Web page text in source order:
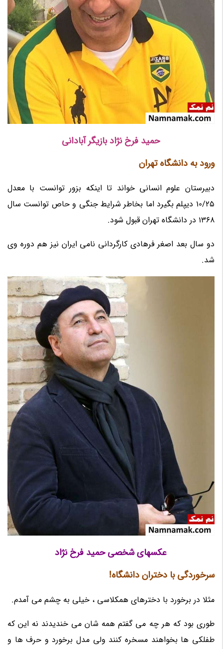
حمید فرخ نژاد بازیگر آبادانی
ورود به دانشگاه تهران
دبیرستان علوم انسانی خواند تا اینکه بزور توانست با معدل
10/25 دیپلم بگیرد اما بخاطر شرایط جنگی و حاص توانست سال
1368 در دانشگاه تهران قبول شود.
دو سال بعد اصغر فرهادی کارگردانی نامی ایران نیز هم دوره وی
شد.
عکسهای شخصی حمید فرخ نژاد
سرخوردگی با دختران دانشگاه!
مثلا در برخورد با دخترهای همکلاسی ، خیلی به چشم می آمدم.
طوری بود که هر چه می گفتم همه شان می خندیدند نه این که
طفلکی ها بخواهند مسخره کنند ولی مدل برخورد و حرف ها و